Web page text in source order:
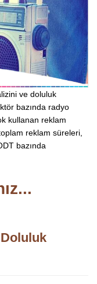
ve doluluk
bazında radyo
kullanan reklam
reklam süreleri,
bazında